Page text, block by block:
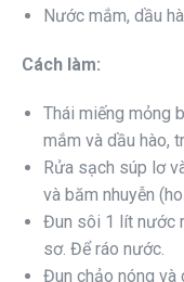
Nước mắm, dầu
Cách làm:
Thái miếng mỏng
mắm và dầu hào,
Rửa sạch súp lơ
và băm nhuyễn
Đun sôi 1 lít nước
sơ. Để ráo nước.
Đun chảo nóng và